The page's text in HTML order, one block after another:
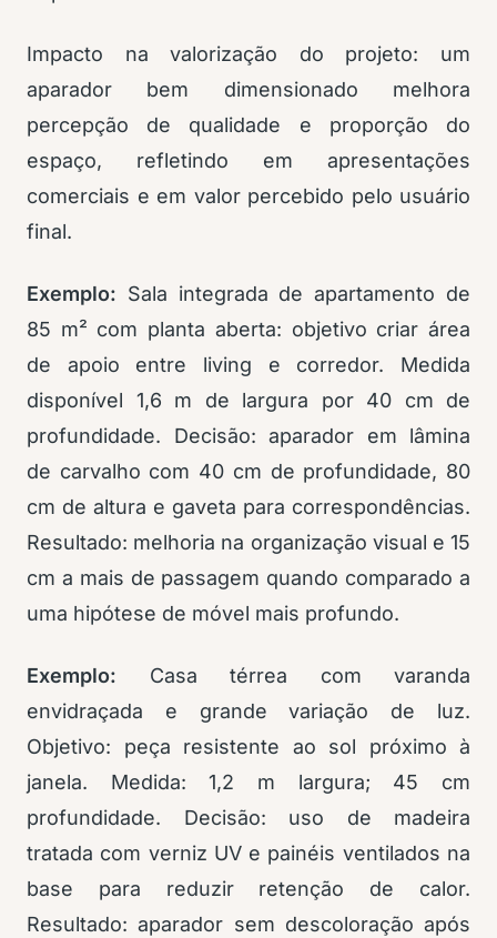
Impacto na valorização do projeto: um
aparador bem dimensionado melhora
percepção de qualidade e proporção do
espaço, refletindo em apresentações
comerciais e em valor percebido pelo usuário
final.
Exemplo: Sala integrada de apartamento de
85 m² com planta aberta: objetivo criar área
de apoio entre living e corredor. Medida
disponível 1,6 m de largura por 40 cm de
profundidade. Decisão: aparador em lâmina
de carvalho com 40 cm de profundidade, 80
cm de altura e gaveta para correspondências.
Resultado: melhoria na organização visual e 15
cm a mais de passagem quando comparado a
uma hipótese de móvel mais profundo.
Exemplo: Casa térrea com varanda
envidraçada e grande variação de luz.
Objetivo: peça resistente ao sol próximo à
janela. Medida: 1,2 m largura; 45 cm
profundidade. Decisão: uso de madeira
tratada com verniz UV e painéis ventilados na
base para reduzir retenção de calor.
Resultado: aparador sem descoloração após